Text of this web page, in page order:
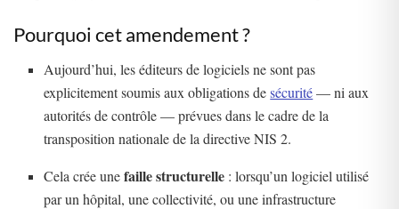
Pourquoi cet amendement ?
Aujourd’hui, les éditeurs de logiciels ne sont pas
explicitement soumis aux obligations desécurité— ni aux
autorités de contrôle — prévues dans le cadre de la
transposition nationale de la directive NIS 2.
Cela crée unefaille structurelle : lorsqu’un logiciel utilisé
par un hôpital, une collectivité, ou une infrastructure